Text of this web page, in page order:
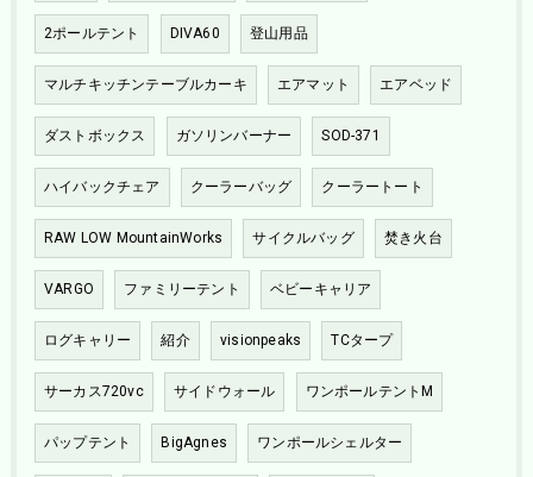
2ポールテント DIVA60 登山用品
マルチキッチンテーブルカーキ エアマット エアベッド
ダストボックス ガソリンバーナー SOD-371
ハイバックチェア クーラーバッグ クーラートート
RAW LOW MountainWorks サイクルバッグ 焚き火台
VARGO ファミリーテント ベビーキャリア
ログキャリー 紹介 visionpeaks TCタープ
サーカス720vc サイドウォール ワンポールテントM
パップテント BigAgnes ワンポールシェルター